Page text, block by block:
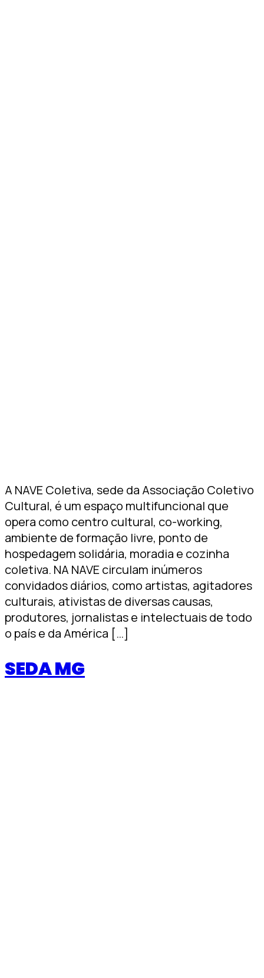
A NAVE Coletiva, sede da Associação Coletivo
Cultural, é um espaço multifuncional que
opera como centro cultural, co-working,
ambiente de formação livre, ponto de
hospedagem solidária, moradia e cozinha
coletiva. NA NAVE circulam inúmeros
convidados diários, como artistas, agitadores
culturais, ativistas de diversas causas,
produtores, jornalistas e intelectuais de todo
o país e da América […]
SEDA MG